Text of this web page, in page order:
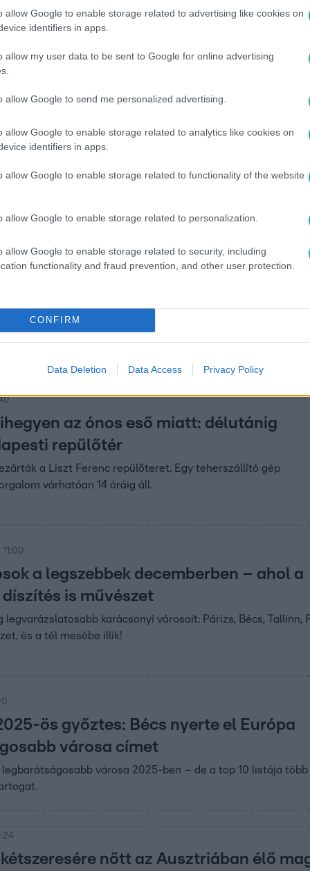
allow Google to enable storage related to advertising like cookies on
identifiers in apps.
allow my user data to be sent to Google for online advertising
allow Google to send me personalized advertising.
allow Google to enable storage related to analytics like cookies on
identifiers in apps.
allow Google to enable storage related to functionality of the website
allow Google to enable storage related to personalization.
allow Google to enable storage related to security, including
functionality and fraud prevention, and other user protection.
CONFIRM
Data Deletion Data Access Privacy Policy
csíptük el
első európai turnéja: 7 ország, teltházas klubok és
Hová tűnt Sharon Stone az
pillanatokat élt át a bécsi operabálon, ahol könnyek
első híreket cáfolták.
Állatparkba
érkezett a Nyíregyházi Állatparkba Bécsből, a kezdeti
az ónos eső miatt: délutánig
repülőtér
a Liszt Ferenc repülőteret. Egy teherszállító gép
várhatóan 14 óráig áll.
a legszebbek decemberben – ahol a
is művészet
legvarázslatosabb karácsonyi városait: Párizs, Bécs, Tallinn,
és a tél mesébe illik!
ös győztes: Bécs nyerte el Európa
városa címet
legbarátságosabb városa 2025-ben – de a top 10 listája több
nőtt az Ausztriában élő